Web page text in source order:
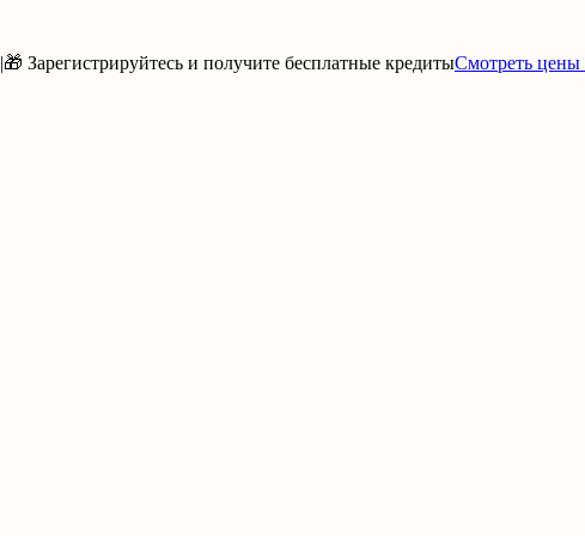
|🎁 Зарегистрируйтесь и получите бесплатные кредитыСмотреть цены